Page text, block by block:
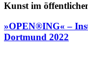
Kunst im
»OPEN®ING« –
Dortmund 2022